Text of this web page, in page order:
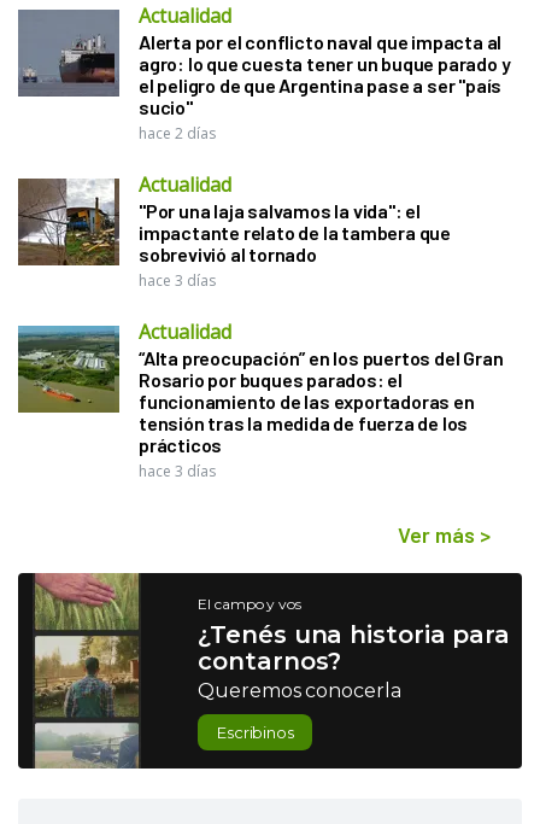
Actualidad
Alerta por el conflicto naval que impacta al
agro: lo que cuesta tener un buque parado y
el peligro de que Argentina pase a ser "país
sucio"
hace 2 días
Actualidad
"Por una laja salvamos la vida": el
impactante relato de la tambera que
sobrevivió al tornado
hace 3 días
Actualidad
“Alta preocupación” en los puertos del Gran
Rosario por buques parados: el
funcionamiento de las exportadoras en
tensión tras la medida de fuerza de los
prácticos
hace 3 días
Ver más >
El campo y vos
¿Tenés una historia para
contarnos?
Queremos conocerla
Escribinos